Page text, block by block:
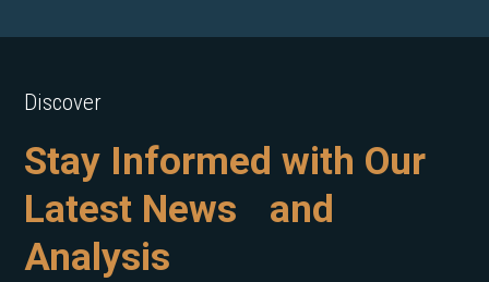
Discover
Stay Informed with Our
Latest News and
Analysis